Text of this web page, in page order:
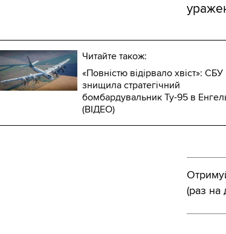
Читайте також:
«Повністю відірвало хвіст»: СБУ
знищила стратегічний
бомбардувальник Ту-95 в
(ВІДЕО)
(раз на